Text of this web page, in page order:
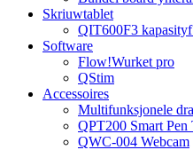
Skriuwtablet
QIT600F3
Software
Flow!Wurket pro
QStim
Accessoires
Multifunksjonele
QPT200 Smart Pen
QWC-004 Webcam